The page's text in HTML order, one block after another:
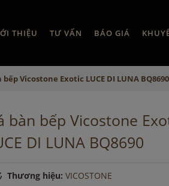
THIỆU TƯ VẤN BÁO GIÁ
Vicostone Exotic LUCE DI LUNA BQ8690
bàn bếp Vicostone
DI LUNA BQ8690
Thương hiệu: VICOSTONE